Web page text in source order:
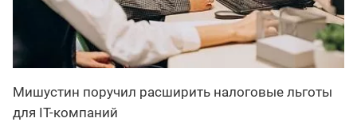
Мишустин поручил расширить налоговые льготы
для IT-компаний